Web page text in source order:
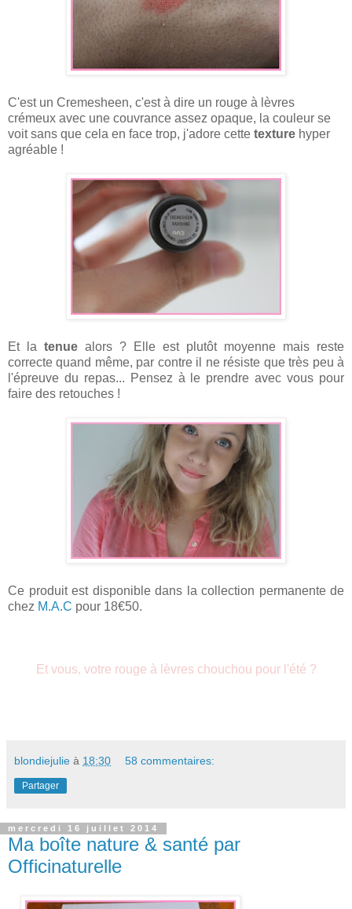
C'est un Cremesheen, c'est à dire un rouge à lèvres
crémeux avec une couvrance assez opaque, la couleur se
voit sans que cela en face trop, j'adore cette texture hyper
agréable !
Et la tenue alors ? Elle est plutôt moyenne mais reste
correcte quand même, par contre il ne résiste que très peu à
l'épreuve du repas... Pensez à le prendre avec vous pour
faire des retouches !
Ce produit est disponible dans la collection permanente de
chez M.A.C pour 18€50.
Et vous, votre rouge à lèvres chouchou pour l'été ?
blondiejulie à 18:30 58 commentaires:
Partager
mercredi 16 juillet 2014
Ma boîte nature & santé par
Officinaturelle